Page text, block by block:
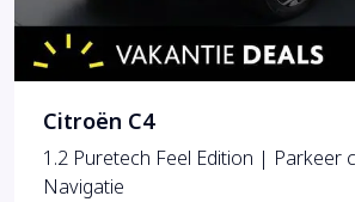
Citroën C4
1.2 Puretech Feel Edition | Parkeer
Navigatie